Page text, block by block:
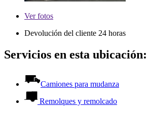
Verfotos
Devolución del cliente 24 horas
Servicios en esta ubicación:
Camiones para mudanza
Remolques y remolcado